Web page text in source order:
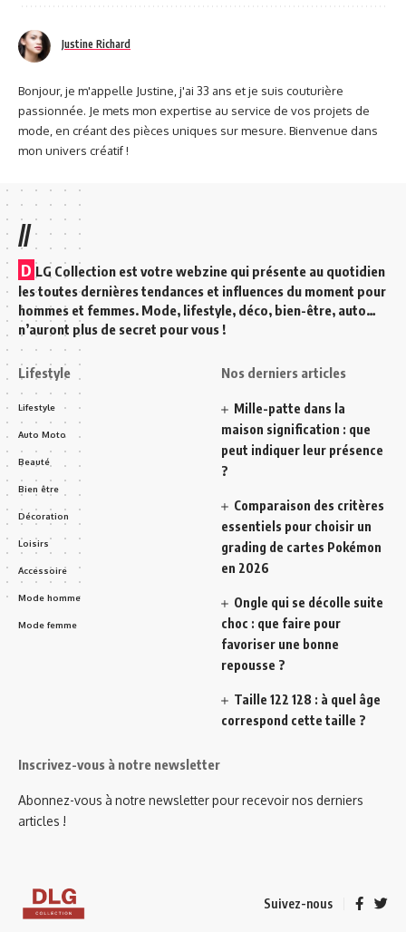
Justine Richard
Bonjour, je m'appelle Justine, j'ai 33 ans et je suis couturière
passionnée. Je mets mon expertise au service de vos projets de
mode, en créant des pièces uniques sur mesure. Bienvenue dans
mon univers créatif !
//
D LG Collection est votre webzine qui présente au quotidien
les toutes dernières tendances et influences du moment pour
hommes et femmes. Mode, lifestyle, déco, bien-être, auto…
n’auront plus de secret pour vous !
Lifestyle
Lifestyle
Auto Moto
Beauté
Bien être
Décoration
Loisirs
Accessoire
Mode homme
Mode femme
Nos derniers articles
Mille-patte dans la
maison signification : que
peut indiquer leur présence
?
Comparaison des critères
essentiels pour choisir un
grading de cartes Pokémon
en 2026
Ongle qui se décolle suite
choc : que faire pour
favoriser une bonne
repousse ?
Taille 122 128 : à quel âge
correspond cette taille ?
Inscrivez-vous à notre newsletter
Abonnez-vous à notre newsletter pour recevoir nos derniers
articles !
Suivez-nous